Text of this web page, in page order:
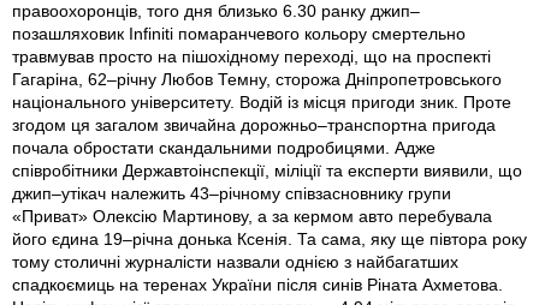
правоохоронців, того дня близько 6.30 ранку джип–
позашляховик Infiniti помаранчевого кольору смертельно
травмував просто на пішохідному переході, що на проспекті
Гагаріна, 62–річну Любов Темну, сторожа Дніпропетровського
національного університету. Водій із місця пригоди зник. Проте
згодом ця загалом звичайна дорожньо–транспортна пригода
почала обростати скандальними подробицями. Адже
співробітники Держ­автоінспекції, міліції та експерти виявили, що
джип–утікач належить 43–річному співзасновнику групи
«Приват» Олексію Мартинову, а за кермом авто перебувала
його єдина 19–річна донька Ксенія. Та сама, яку ще півтора року
тому столичні журналісти назвали однією з найбагатших
спадкоємиць на теренах України після синів Ріната Ахметова.